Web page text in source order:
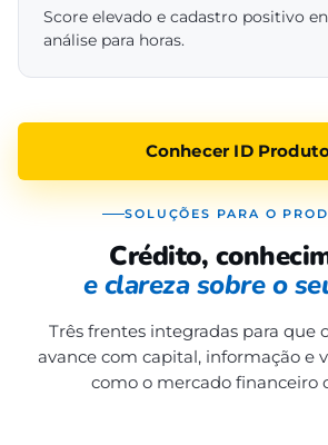
Score elevado e cadastro positivo
análise para horas.
Conhecer ID
SOLUÇÕES PARA O
Crédito,
e clareza sobre o
Três frentes integradas para que
avance com capital, informação e
como o mercado financeiro